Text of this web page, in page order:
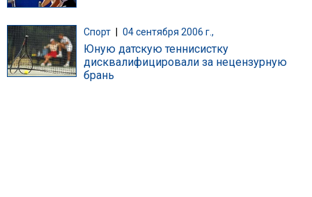
Спорт 04 сентября 2006 г.,
Юную датскую теннисистку
дисквалифицировали за нецензурную
брань